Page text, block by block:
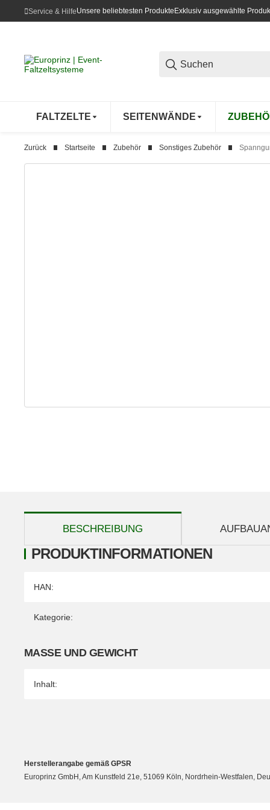
Service & HilfeUnsere beliebtesten Produkte Exklusiv ausgewählte
FALTZELTE SEITENWÄNDE
Zurück Startseite Zubehör Sonstiges Zubehör
BESCHREIBUNG
PRODUKTINFORMATIONEN
Produkteigenschaft
Wert
HAN:
Kategorie:
MASSE UND GEWICHT
Inhalt:
Herstellerangabe gemäß GPSR
Europrinz GmbH, Am Kunstfeld 21e, 51069 Köln, Nordrhein-Westfalen,